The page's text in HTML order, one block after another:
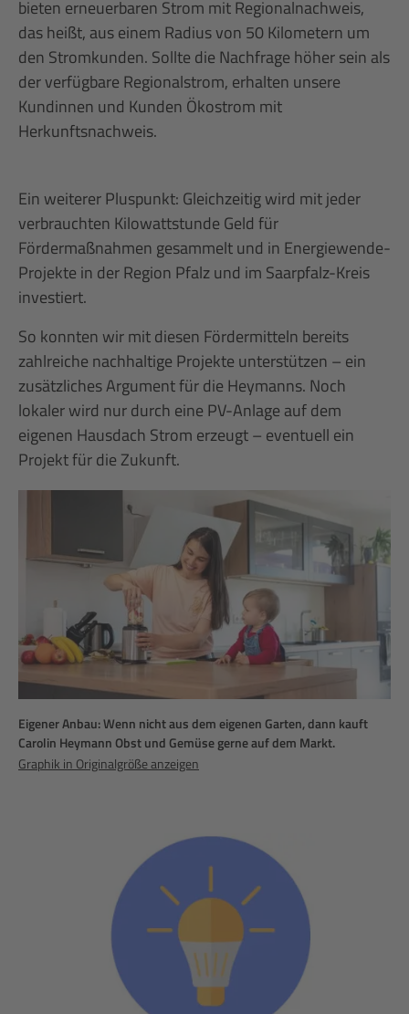
bieten erneuerbaren Strom mit Regionalnachweis,
das heißt, aus einem Radius von 50 Kilometern um
den Stromkunden. Sollte die Nachfrage höher sein als
der verfügbare Regionalstrom, erhalten unsere
Kundinnen und Kunden Ökostrom mit
Herkunftsnachweis.
Ein weiterer Pluspunkt: Gleichzeitig wird mit jeder
verbrauchten Kilowattstunde Geld für
Fördermaßnahmen gesammelt und in Energiewende-
Projekte in der Region Pfalz und im Saarpfalz-Kreis
investiert.
So konnten wir mit diesen Fördermitteln bereits
zahlreiche nachhaltige Projekte unterstützen – ein
zusätzliches Argument für die Heymanns. Noch
lokaler wird nur durch eine PV-Anlage auf dem
eigenen Hausdach Strom erzeugt – eventuell ein
Projekt für die Zukunft.
Eigener Anbau: Wenn nicht aus dem eigenen Garten, dann kauft
Carolin Heymann Obst und Gemüse gerne auf dem Markt.
Graphik in Originalgröße anzeigen